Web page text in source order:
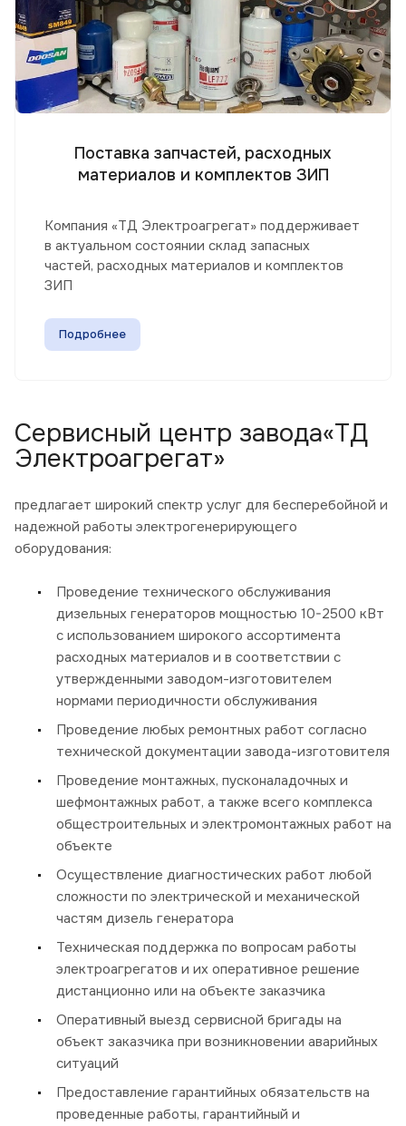
Поставка запчастей, расходных
материалов и комплектов ЗИП
Компания «ТД Электроагрегат» поддерживает
в актуальном состоянии склад запасных
частей, расходных материалов и комплектов
ЗИП
Подробнее
Сервисный центр завода«ТД
Электроагрегат»
предлагает широкий спектр услуг для бесперебойной и
надежной работы электрогенерирующего
оборудования:
Проведение технического обслуживания
дизельных генераторов мощностью 10-2500 кВт
с использованием широкого ассортимента
расходных материалов и в соответствии с
утвержденными заводом-изготовителем
нормами периодичности обслуживания
Проведение любых ремонтных работ согласно
технической документации завода-изготовителя
Проведение монтажных, пусконаладочных и
шефмонтажных работ, а также всего комплекса
общестроительных и электромонтажных работ на
объекте
Осуществление диагностических работ любой
сложности по электрической и механической
частям дизель генератора
Техническая поддержка по вопросам работы
электроагрегатов и их оперативное решение
дистанционно или на объекте заказчика
Оперативный выезд сервисной бригады на
объект заказчика при возникновении аварийных
ситуаций
Предоставление гарантийных обязательств на
проведенные работы, гарантийный и